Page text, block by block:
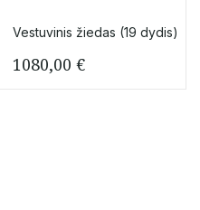
Vestuvinis žiedas (19 dydis)
1080,00 €